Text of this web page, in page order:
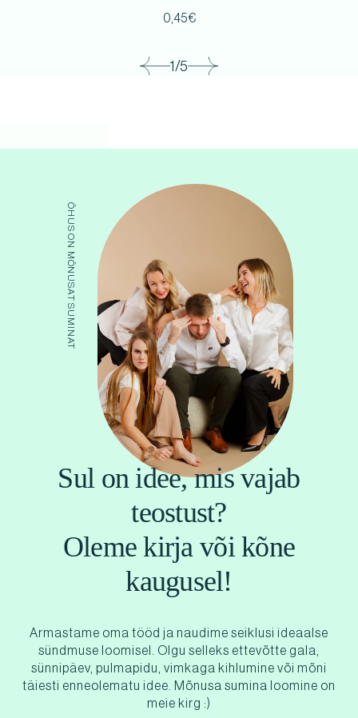
1/5
0,45€
ÕHUS ON MÕNUSAT SUMINAT
Sul on idee, mis vajab
teostust?
Oleme kirja või kõne
kaugusel!
Armastame oma tööd ja naudime seiklusi ideaalse
sündmuse loomisel. Olgu selleks ettevõtte gala,
sünnipäev, pulmapidu, vimkaga kihlumine või mõni
täiesti enneolematu idee. Mõnusa sumina loomine on
meie kirg :)